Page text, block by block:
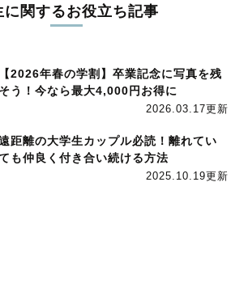
に関するお役立ち記事
【2026年春の学割】卒業記念に写真を残
そう！今なら最大4,000円お得に
2026.03.17更新
距離の大学生カップル必読！離れてい
も仲良く付き合い続ける方法
2025.10.19更新